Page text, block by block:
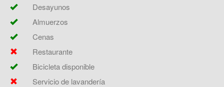
Desayunos
Almuerzos
Cenas
Restaurante
Bicicleta disponible
Servicio de lavandería